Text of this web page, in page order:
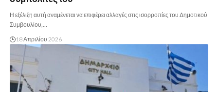
Η εξέλιξη αυτή αναμένεται να επιφέρει αλλαγές στις ισορροπίες του Δημοτικού
Συμβουλίου,…
18 Απριλίου 2026